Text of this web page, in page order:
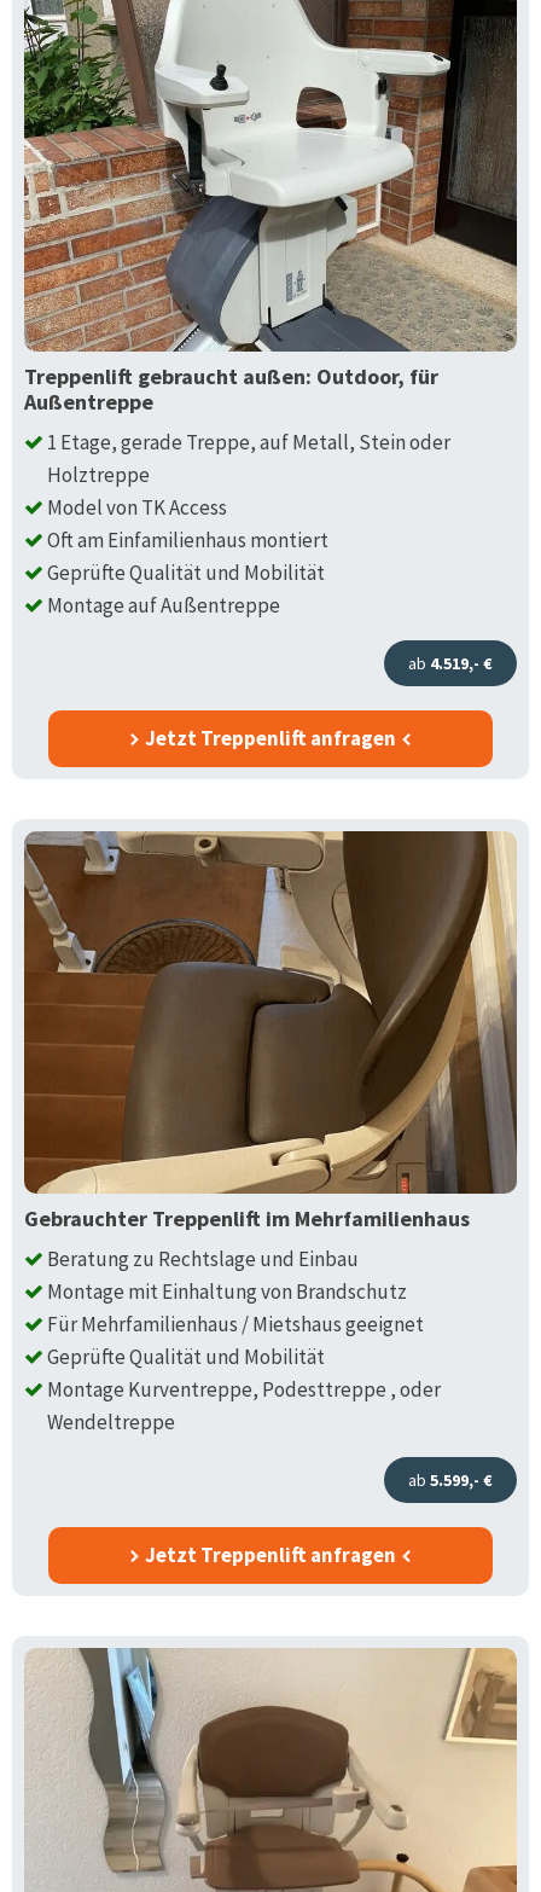
Treppenlift gebraucht außen: Outdoor, für
Außentreppe
1 Etage, gerade Treppe, auf Metall, Stein oder
Holztreppe
Model von TK Access
Oft am Einfamilienhaus montiert
Geprüfte Qualität und Mobilität
Montage auf Außentreppe
ab 4.519,- €
Jetzt Treppenlift anfragen
Gebrauchter Treppenlift im Mehrfamilienhaus
Beratung zu Rechtslage und Einbau
Montage mit Einhaltung von Brandschutz
Für Mehrfamilienhaus / Mietshaus geeignet
Geprüfte Qualität und Mobilität
Montage Kurventreppe, Podesttreppe , oder
Wendeltreppe
ab 5.599,- €
Jetzt Treppenlift anfragen